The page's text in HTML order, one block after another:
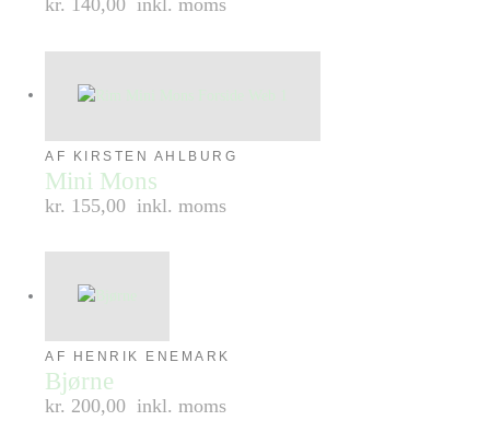
AF KIRSTEN AHLBURG
Mini Mons
kr. 155,00 inkl. moms
AF HENRIK ENEMARK
Bjørne
kr. 200,00 inkl. moms